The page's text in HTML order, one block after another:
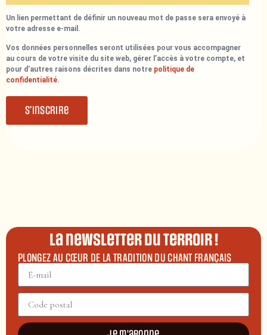
Un lien permettant de définir un nouveau mot de passe sera envoyé à
votre adresse e-mail.
Vos données personnelles seront utilisées pour vous accompagner
au cours de votre visite du site web, gérer l’accès à votre compte, et
pour d’autres raisons décrites dans notre politique de
confidentialité.
S’inscrire
La newsletter du terroir !
PLONGEZ AU CŒUR DE LA TRADITION DU CHANT FRANÇAIS